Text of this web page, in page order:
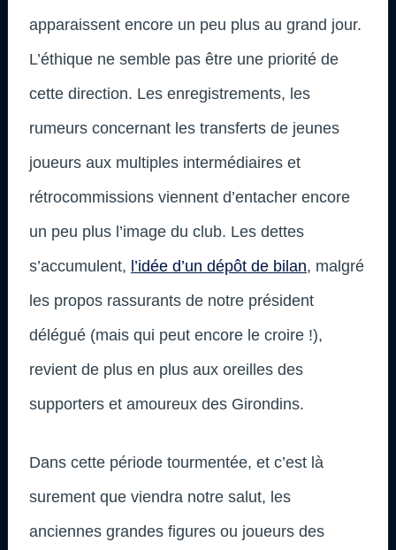
apparaissent encore un peu plus au grand jour.
L’éthique ne semble pas être une priorité de
cette direction. Les enregistrements, les
rumeurs concernant les transferts de jeunes
joueurs aux multiples intermédiaires et
rétrocommissions viennent d’entacher encore
un peu plus l’image du club. Les dettes
s’accumulent, l’idée d’un dépôt de bilan, malgré
les propos rassurants de notre président
délégué (mais qui peut encore le croire !),
revient de plus en plus aux oreilles des
supporters et amoureux des Girondins.
Dans cette période tourmentée, et c’est là
surement que viendra notre salut, les
anciennes grandes figures ou joueurs des